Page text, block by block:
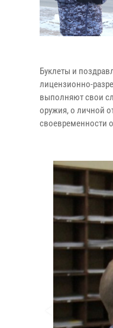
Буклеты и
лицензионно-
выполняют свои
оружия, о личной
своевременности